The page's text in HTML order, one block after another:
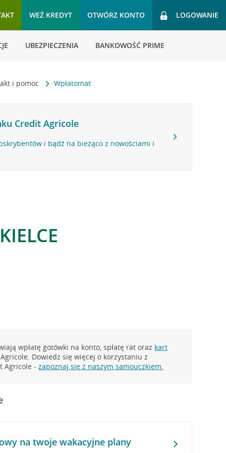
WEŹ KREDYT OTWÓRZ KONTO LOGOWANIE
UBEZPIECZENIA BANKOWOŚĆ PRIME
i pomoc Wpłatomat
Credit Agricole
i bądź na bieżąco z nowościami i
wpłatę gotówki na konto, spłatę rat oraz kart
Dowiedz się więcej o korzystaniu z
Agricole -zapoznaj się z naszym samouczkiem.
na twoje wakacyjne plany